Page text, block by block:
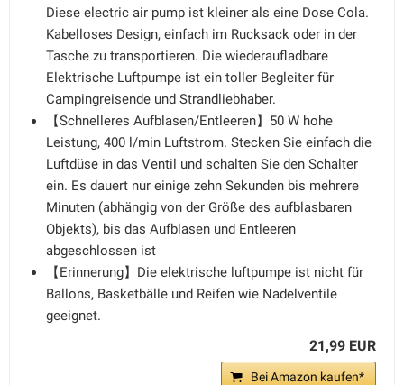
Diese electric air pump ist kleiner als eine Dose Cola.
Kabelloses Design, einfach im Rucksack oder in der
Tasche zu transportieren. Die wiederaufladbare
Elektrische Luftpumpe ist ein toller Begleiter für
Campingreisende und Strandliebhaber.
【Schnelleres Aufblasen/Entleeren】50 W hohe
Leistung, 400 l/min Luftstrom. Stecken Sie einfach die
Luftdüse in das Ventil und schalten Sie den Schalter
ein. Es dauert nur einige zehn Sekunden bis mehrere
Minuten (abhängig von der Größe des aufblasbaren
Objekts), bis das Aufblasen und Entleeren
abgeschlossen ist
【Erinnerung】Die elektrische luftpumpe ist nicht für
Ballons, Basketbälle und Reifen wie Nadelventile
geeignet.
21,99 EUR
Bei Amazon kaufen*